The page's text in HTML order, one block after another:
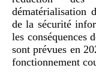
dématérialisation
de la sécurité
les conséquences
sont prévues en
fonctionnement